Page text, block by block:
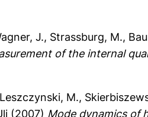
J., Strassburg, M.,
of the internal
Leszczynski, M.,
(2007) Mode dynamics of